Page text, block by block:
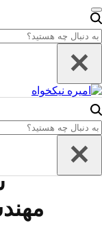
پرش به محتوا
صفحه اصلی
واژه نامه علم
درس های
دروس دانشگاهی
آخرین اخبار
جستجو
برای…
فهرست
ناوبری
جستجو
برای…
فهرست
ناوبری
صفحه اصلی
دروس
آخرین اخبار